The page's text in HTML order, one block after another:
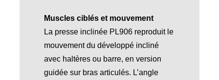
Muscles ciblés et mouvement
La presse inclinée PL906 reproduit le
mouvement du développé incliné
avec haltères ou barre, en version
guidée sur bras articulés. L’angle